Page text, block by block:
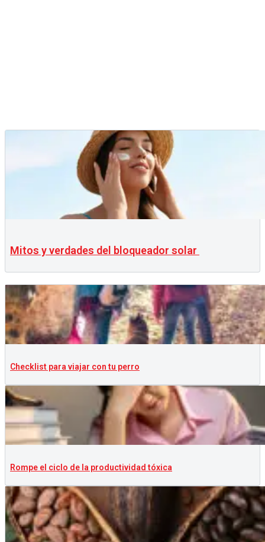
Mitos y verdades del bloqueador solar
Checklist para viajar con tu perro
Rompe el ciclo de la productividad tóxica